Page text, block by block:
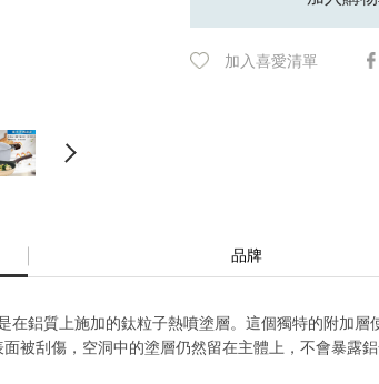
加入喜愛清單
品牌
在鋁質上施加的鈦粒子熱噴塗層。這個獨特的附加
被刮傷，空洞中的塗層仍然留在主體上，不會暴露鋁